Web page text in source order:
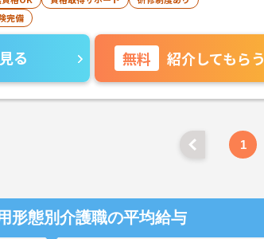
完備
る 無料 紹介してもらう
1
形態別介護職の平均給与